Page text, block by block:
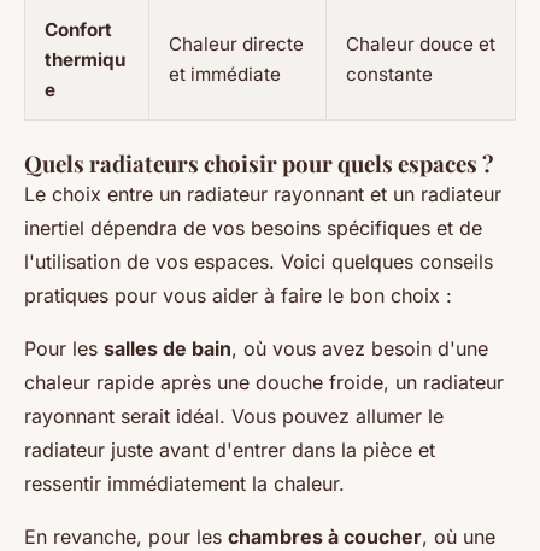
Confort
thermiqu
e
Chaleur directe
et immédiate
Chaleur douce et
constante
Quels radiateurs choisir pour quels espaces ?
Le choix entre un radiateur rayonnant et un radiateur
inertiel dépendra de vos besoins spécifiques et de
l'utilisation de vos espaces. Voici quelques conseils
pratiques pour vous aider à faire le bon choix :
Pour les salles de bain, où vous avez besoin d'une
chaleur rapide après une douche froide, un radiateur
rayonnant serait idéal. Vous pouvez allumer le
radiateur juste avant d'entrer dans la pièce et
ressentir immédiatement la chaleur.
En revanche, pour les chambres à coucher, où une